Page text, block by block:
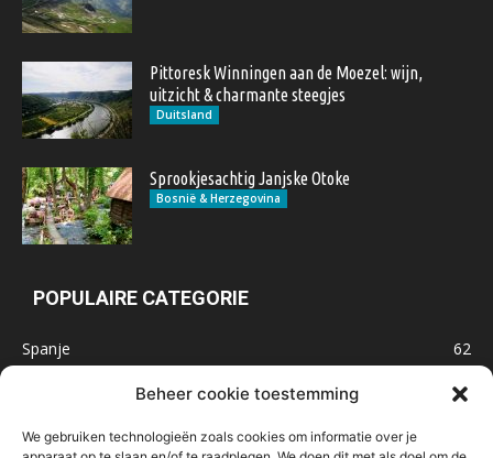
Beheer cookie toestemming
We gebruiken technologieën zoals cookies om informatie over je
Pittoresk Winningen aan de Moezel: wijn,
uitzicht & charmante steegjes
Duitsland
Sprookjesachtig Janjske Otoke
Bosnië & Herzegovina
POPULAIRE CATEGORIE
Spanje
62
47
Marokko
32